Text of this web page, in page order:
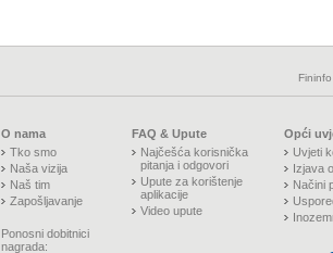
Fininfo
O nama
Tko smo
Naša vizija
Naš tim
Zapošljavanje
Ponosni dobitnici
nagrada:
FAQ & Upute
Najčešća korisnička
pitanja i odgovori
Upute za korištenje
aplikacije
Video upute
Opći
Uvjeti
Izjava
Načini